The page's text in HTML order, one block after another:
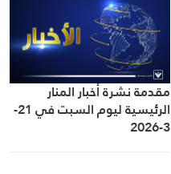
مقدمة نشرة أخبار المنار
الرئيسية ليوم السبت في 21-
3-2026